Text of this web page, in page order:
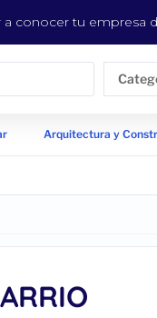
conocer tu empresa
Arquitectura y